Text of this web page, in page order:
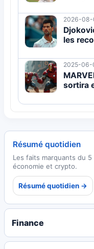
2026-08-
les
2025-06-
sortira
Résumé quotidien
Les faits marquants du
économie et crypto.
Résumé quotidien →
Finance